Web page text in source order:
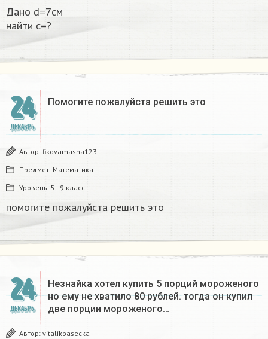
Дано d=7см
найти с=?​
24
ДЕКАБРЬ
Помогите пожалуйста решить это
Автор: fikovamasha123
Предмет: Математика
Уровень: 5 - 9 класс
помогите пожалуйста решить это
24
ДЕКАБРЬ
Незнайка хотел купить 5 порций мороженого
но ему не хватило 80 рублей. тогда он купил
две порции мороженого…
Автор: vitalikpasecka